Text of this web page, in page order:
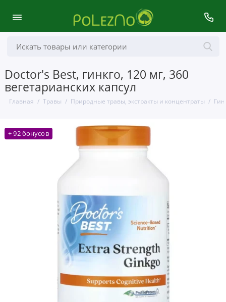
Doctor's Best, гинкго, 120 мг, 360
вегетарианских капсул
Главная Травы Природные травы, экстракты и концентраты
+ 92 бонусов